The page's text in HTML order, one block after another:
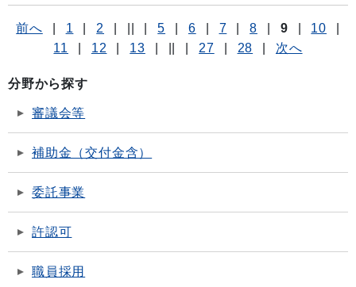
前へ 1 2 5 6 7 8 9 10
11
12 13 27 28 次へ
分野から探す
審議会等
補助金（交付金含）
委託事業
許認可
職員採用